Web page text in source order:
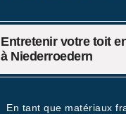
Entretenir votre toit
à Niederroedern
En tant que matériaux